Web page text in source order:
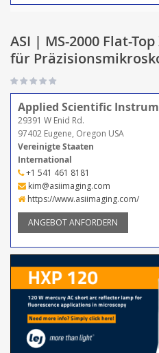
ASI | MS-2000 Flat-
für
Applied Scientific
29391 W Enid Rd.
97402 Eugene, Oregon USA
Vereinigte Staaten
International
+1 541 461 8181
kim@asiimaging.com
https://www.asiimaging.com/
ANGEBOT ANFORDERN